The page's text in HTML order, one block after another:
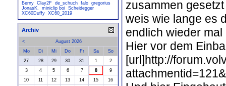
zusammen
weis wie lange es
endlich wieder
Hier vor dem
[url]http://
Berny Clay2F de_schuch falo gregorius
JonasK.
miniclip boi Scheidegger
XC60Duffy XC60_2019
Archiv
<
August 2026
Mo
Di Mi Do Fr Sa
So
27
28 29 30 31 1
2
3
4 5 6 7 8
9
10
11 12 13 14 15
16